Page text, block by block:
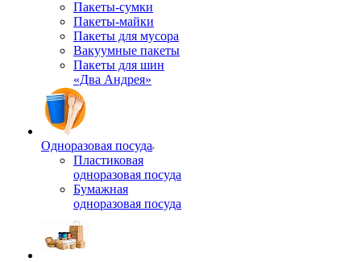
Пакеты-сумки
Пакеты-майки
Пакеты для мусора
Вакуумные пакеты
Пакеты для шин
«Два Андрея»
Одноразовая посуда
Пластиковая
одноразовая посуда
Бумажная
одноразовая посуда